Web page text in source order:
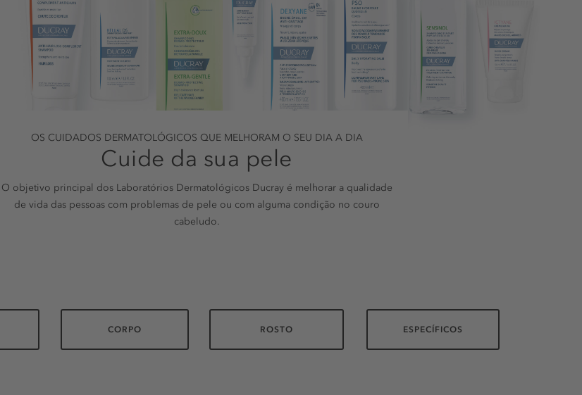
Cuide da sua pele
OS CUIDADOS DERMATOLÓGICOS QUE MELHORAM O SEU DIA A DIA
O objetivo principal dos Laboratórios Dermatológicos Ducray é melhorar a qualidade
de vida das pessoas com problemas de pele ou com alguma condição no couro
cabeludo.
CORPO ROSTO ESPECÍFICOS